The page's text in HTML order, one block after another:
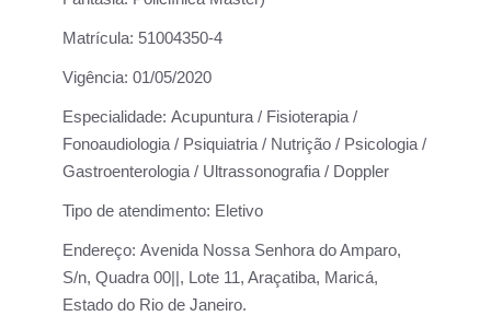
Matrícula: 51004350-4
Vigência: 01/05/2020
Especialidade: Acupuntura / Fisioterapia /
Fonoaudiologia / Psiquiatria / Nutrição / Psicologia /
Gastroenterologia / Ultrassonografia / Doppler
Tipo de atendimento: Eletivo
Endereço: Avenida Nossa Senhora do Amparo,
S/n, Quadra 00||, Lote 11, Araçatiba, Maricá,
Estado do Rio de Janeiro.